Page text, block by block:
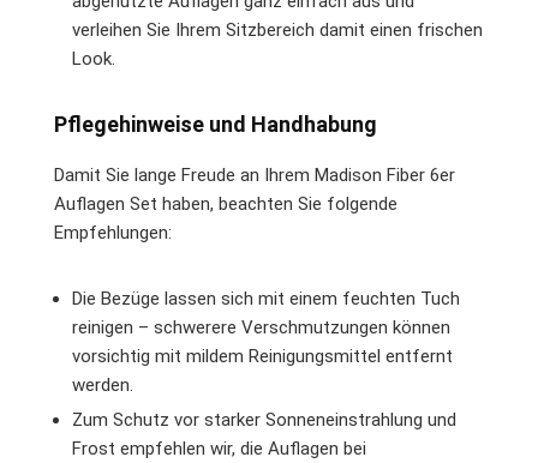
verleihen Sie Ihrem Sitzbereich damit einen frischen
Look.
Pflegehinweise und Handhabung
Damit Sie lange Freude an Ihrem Madison Fiber 6er
Auflagen Set haben, beachten Sie folgende
Empfehlungen:
Die Bezüge lassen sich mit einem feuchten Tuch
reinigen – schwerere Verschmutzungen können
vorsichtig mit mildem Reinigungsmittel entfernt
werden.
Zum Schutz vor starker Sonneneinstrahlung und
Frost empfehlen wir, die Auflagen bei